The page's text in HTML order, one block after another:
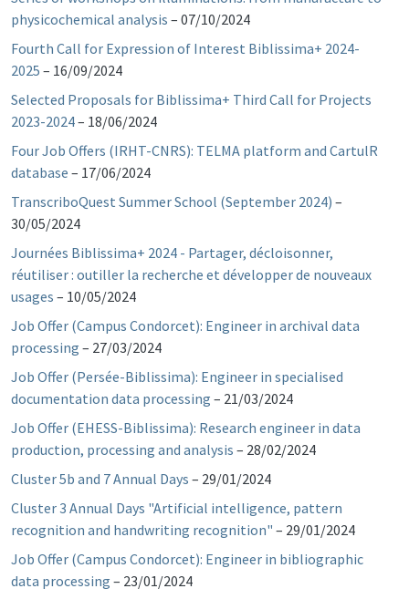
physicochemical analysis – 07/10/2024
Fourth Call for Expression of Interest Biblissima+ 2024-
2025 – 16/09/2024
Selected Proposals for Biblissima+ Third Call for Projects
2023-2024– 18/06/2024
Four Job Offers (IRHT-CNRS): TELMA platform and CartulR
database – 17/06/2024
TranscriboQuest Summer School (September 2024) –
30/05/2024
Journées Biblissima+ 2024 - Partager, décloisonner,
réutiliser : outiller la recherche et développer de nouveaux
usages – 10/05/2024
Job Offer (Campus Condorcet): Engineer in archival data
processing – 27/03/2024
Job Offer (Persée-Biblissima): Engineer in specialised
documentation data processing – 21/03/2024
Job Offer (EHESS-Biblissima): Research engineer in data
production, processing and analysis – 28/02/2024
Cluster 5b and 7 Annual Days – 29/01/2024
Cluster 3 Annual Days "Artificial intelligence, pattern
recognition and handwriting recognition" – 29/01/2024
Job Offer (Campus Condorcet): Engineer in bibliographic
data processing – 23/01/2024